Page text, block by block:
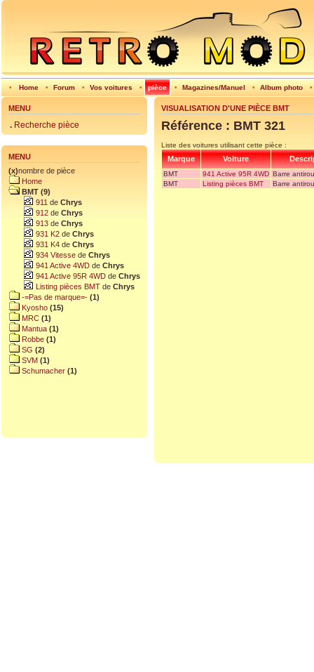
• Home • Forum • Vos voitures • pièce • Magazines/Manuel • Album photo •
MENU
. Recherche pièce
MENU
(x)nombre de pièce
Home
BMT (9)
911 de Chrys
912 de Chrys
913 de Chrys
931 K2 de Chrys
931 K4 de Chrys
934 Vitesse de Chrys
941 Active 4WD de Chrys
941 Active 95R 4WD de Chrys
Listing pièces BMT de Chrys
-=Pas de marque=- (1)
Kyosho (15)
MRC (1)
Mantua (1)
Robbe (1)
SG (2)
SVM (1)
Schumacher (1)
VISUALISATION D'UNE PIÈCE BMT
Référence : BMT 321
Liste des voitures utilisant cette pièce :
Marque Voiture
BMT 941 Active 95R 4WD Barre
BMT
Listing pièces BMT Barre